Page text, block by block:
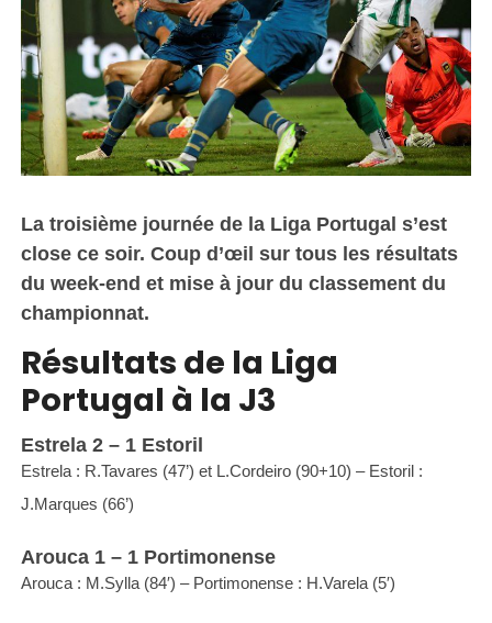
La troisième journée de la Liga Portugal s’est
close ce soir. Coup d’œil sur tous les résultats
du week-end et mise à jour du classement du
championnat.
Résultats de la Liga
Portugal à la J3
Estrela 2 – 1 Estoril
Estrela : R.Tavares (47’) et L.Cordeiro (90+10) – Estoril :
J.Marques (66’)
Arouca 1 – 1 Portimonense
Arouca : M.Sylla (84′) – Portimonense : H.Varela (5′)